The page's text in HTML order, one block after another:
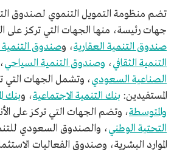
تضم منظومة التمويل التنموي لصندوق
جهات رئيسة، منها الجهات التي تركز على
صندوق التنمية العقارية، وصندوق التنمية
التنمية الثقافي، وصندوق التنمية السياحي
الصناعية السعودي، وتشمل الجهات التي
المستفيدين: بنك التنمية الاجتماعية، وبنك
والمتوسطة، وتضم الجهات التي تركز على
التحتية الوطني، والصندوق السعودي
الموارد البشرية، وصندوق الفعاليات